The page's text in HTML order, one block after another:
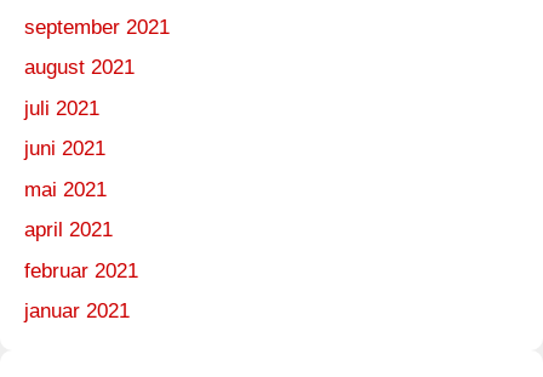
september 2021
august 2021
juli 2021
juni 2021
mai 2021
april 2021
februar 2021
januar 2021